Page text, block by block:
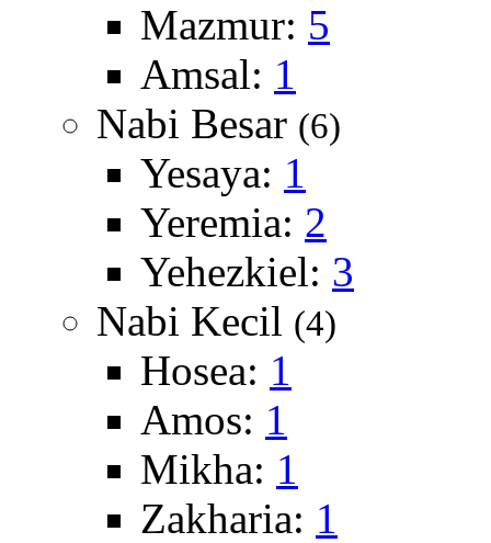
Mazmur: 5
Amsal: 1
Nabi Besar (6)
Yesaya: 1
Yeremia: 2
Yehezkiel: 3
Nabi Kecil (4)
Hosea: 1
Amos: 1
Mikha: 1
Zakharia: 1